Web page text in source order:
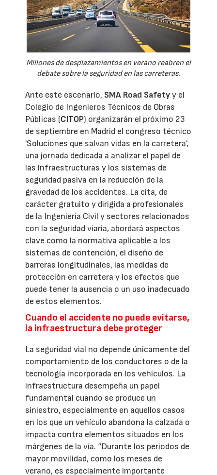
Millones de desplazamientos en verano reabren el
debate sobre la seguridad en las carreteras.
Ante este escenario, SMA Road Safetyy el
Colegio de Ingenieros Técnicos de Obras
Públicas (CITOP) organizarán el próximo 23
de septiembre en Madrid el congreso técnico
'Soluciones que salvan vidas en la carretera',
una jornada dedicada a analizar el papel de
las infraestructuras y los sistemas de
seguridad pasiva en la reducción de la
gravedad de los accidentes. La cita, de
carácter gratuito y dirigida a profesionales
de la Ingeniería Civil y sectores relacionados
con la seguridad viaria, abordará aspectos
clave como la normativa aplicable a los
sistemas de contención, el diseño de
barreras longitudinales, las medidas de
protección en carretera y los efectos que
puede tener la ausencia o un uso inadecuado
de estos elementos.
Cuando el accidente no puede evitarse,
la infraestructura debe proteger
La seguridad vial no depende únicamente del
comportamiento de los conductores o de la
tecnología incorporada en los vehículos. La
infraestructura desempeña un papel
fundamental cuando se produce un
siniestro, especialmente en aquellos casos
en los que un vehículo abandona la calzada o
impacta contra elementos situados en los
márgenes de la vía. “Durante los periodos de
mayor movilidad, como los meses de
verano, es especialmente importante